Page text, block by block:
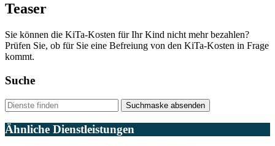
Teaser
Sie können die KiTa-Kosten für Ihr Kind nicht mehr bezahlen?
Prüfen Sie, ob für Sie eine Befreiung von den KiTa-Kosten in Frage
kommt.
Suche
Suchmaske absenden
Ähnliche Dienstleistungen